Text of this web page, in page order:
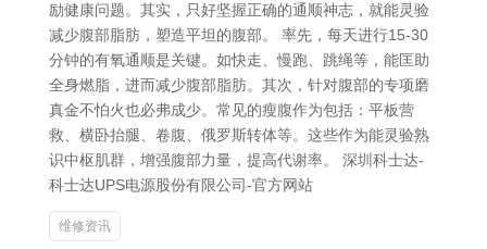
励健康问题。其实，只好坚握正确的通顺神志，就能灵验
减少腹部脂肪，塑造平坦的腹部。 率先，每天进行15-30
分钟的有氧通顺是关键。如快走、慢跑、跳绳等，能匡助
全身燃脂，进而减少腹部脂肪。其次，针对腹部的专项磨
真金不怕火也必弗成少。常见的瘦腹作为包括：平板营
救、横卧抬腿、卷腹、俄罗斯转体等。这些作为能灵验熟
识中枢肌群，增强腹部力量，提高代谢率。 深圳科士达-
科士达UPS电源股份有限公司-官方网站
维修资讯